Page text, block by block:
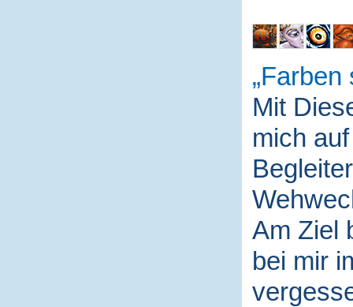
Farben
Mit
mich
Am Ziel
bei mir